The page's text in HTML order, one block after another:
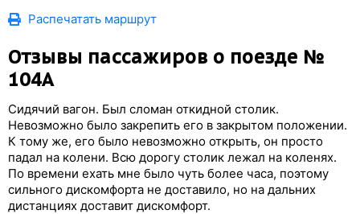
Распечатать маршрут
Отзывы пассажиров о поезде №
104А
Сидячий вагон. Был сломан откидной столик.
Невозможно было закрепить его в закрытом положении.
К тому же, его было невозможно открыть, он просто
падал на колени. Всю дорогу столик лежал на коленях.
По времени ехать мне было чуть более часа, поэтому
сильного дискомфорта не доставило, но на дальних
дистанциях доставит дискомфорт.